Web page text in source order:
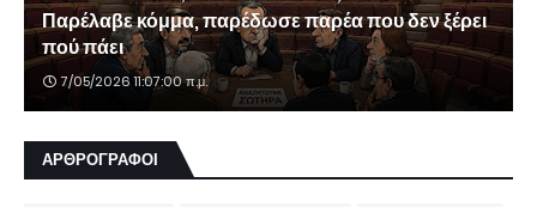
Παρέλαβε κόμμα, παρέδωσε παρέα που δεν ξέρει
πού πάει
7/05/2026 11:07:00 π.μ.
ΑΡΘΡΟΓΡΑΦΟΙ